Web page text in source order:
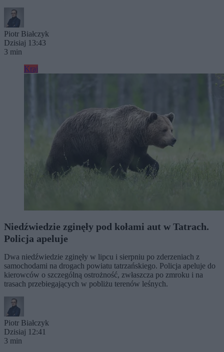
Piotr Białczyk
Dzisiaj 13:43
3 min
Kraj
Niedźwiedzie zginęły pod kołami aut w Tatrach.
Policja apeluje
Dwa niedźwiedzie zginęły w lipcu i sierpniu po zderzeniach z
samochodami na drogach powiatu tatrzańskiego. Policja apeluje do
kierowców o szczególną ostrożność, zwłaszcza po zmroku i na
trasach przebiegających w pobliżu terenów leśnych.
Piotr Białczyk
Dzisiaj 12:41
3 min